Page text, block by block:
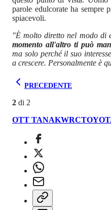
parole edulcorate ha sempre
spiacevoli.
"È molto diretto nel modo di
momento all'altro ti può
ma solo perché il suo
a crescere. Personalmente è
PRECEDENTE
2 di 2
OTT TANAKWRC